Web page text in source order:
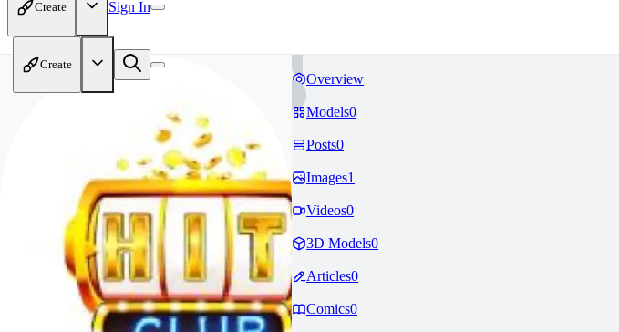
Create Sign In
Create
Overview
Models0
Posts0
Images1
Videos0
3D Models0
Articles0
Comics0